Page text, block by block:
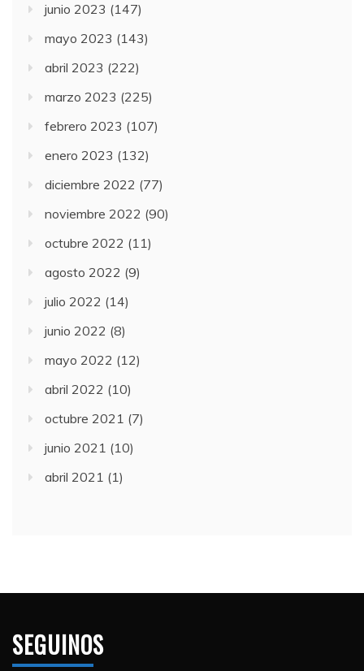
junio 2023 (147)
mayo 2023 (143)
abril 2023 (222)
marzo 2023 (225)
febrero 2023 (107)
enero 2023 (132)
diciembre 2022 (77)
noviembre 2022 (90)
octubre 2022 (11)
agosto 2022 (9)
julio 2022 (14)
junio 2022 (8)
mayo 2022 (12)
abril 2022 (10)
octubre 2021 (7)
junio 2021 (10)
abril 2021 (1)
SEGUINOS